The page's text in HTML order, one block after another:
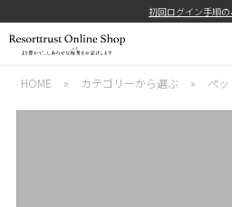
初回ログイン手順
HOME » カテゴリーから選ぶ » ペ